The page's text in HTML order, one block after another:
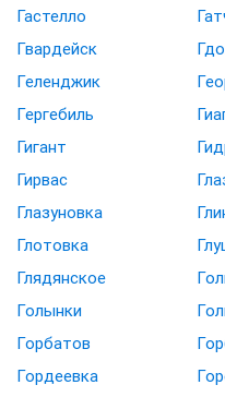
Гастелло
Гвардейск
Геленджик
Гергебиль
Гигант
Гирвас
Глазуновка
Глотовка
Глядянское
Голынки
Горбатов
Гордеевка